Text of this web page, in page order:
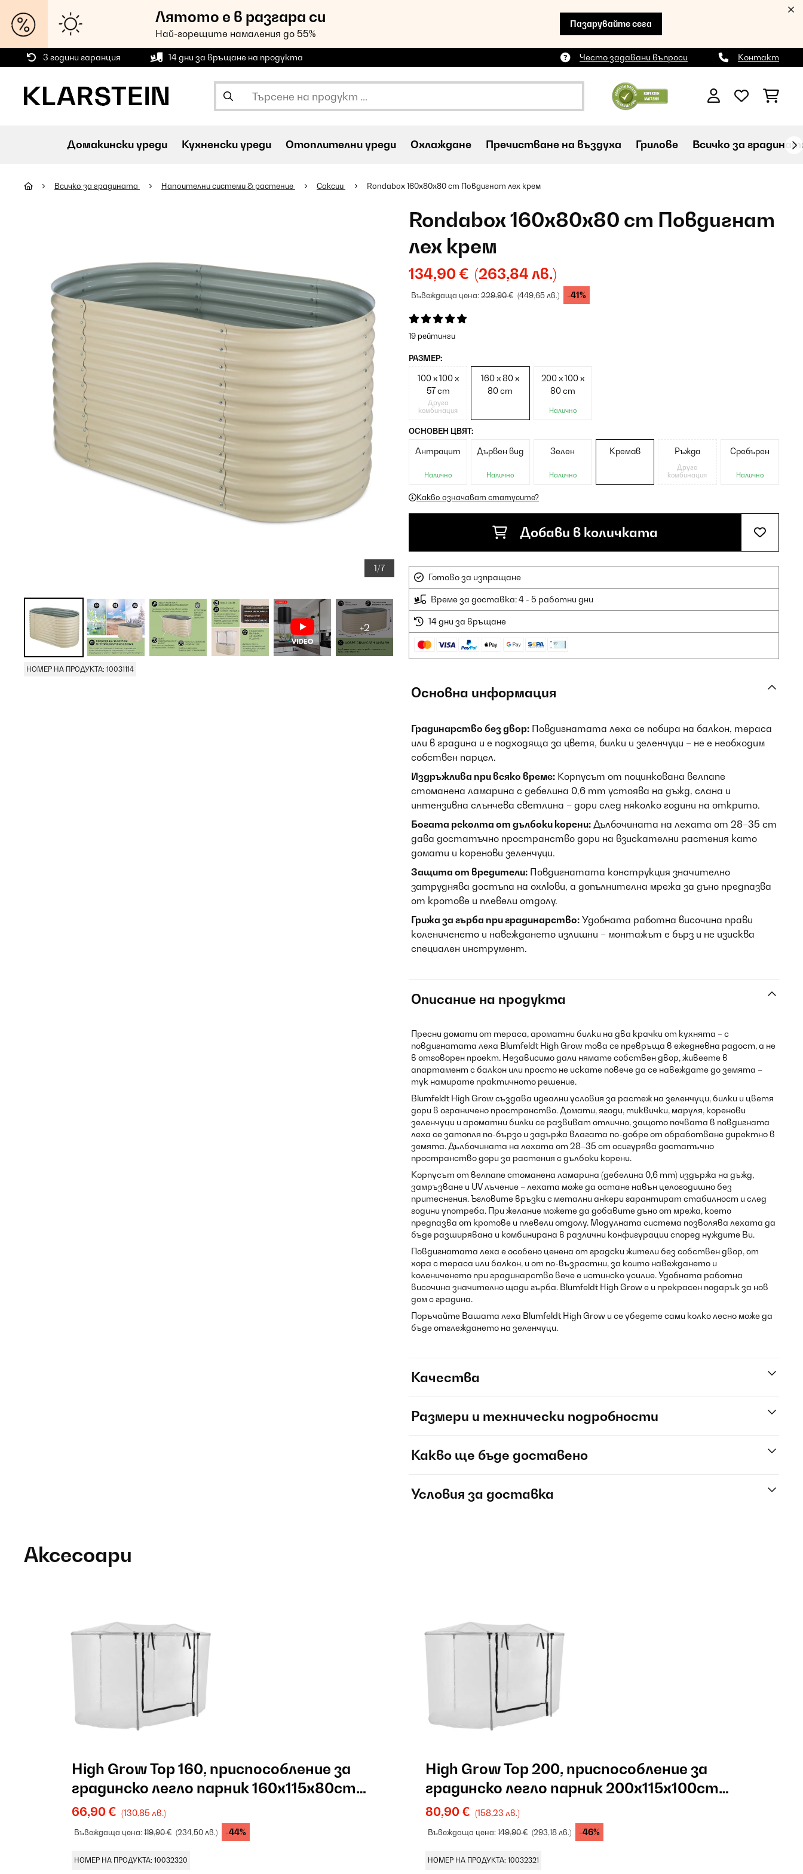
Лятото е в разгара си
Най-горещите намаления до 55%
Пазарувайте сега
3 години гаранция 14 дни за връщане на продукта Често задавани въпроси Контакт
Домакински уреди Кухненски уреди Oтоплителни уреди Охлаждане Пречистване на въздуха Грилове Всичко за
Всичко за градината Напоителни системи & растение Саксии Rondabox 160x80x80 cm Повдигнат лех крем
1/7
+2
НОМЕР НА ПРОДУКТА: 10031114
Rondabox 160x80x80 cm Повдигнат
лех крем
134,90 € (263,84 лв.)
Въвеждаща цена:229,90 € (449,65 лв.) -41%
19 рейтинги
РАЗМЕР:
100 x 100 x
57 cm
Друга
комбинация
160 x 80 x
80 cm
200 x 100 x
80 cm
Налично
ОСНОВЕН ЦВЯТ:
Антрацит
Налично
Дървен вид
Налично
Зелен
Налично
Кремав Ръжда
Друга
комбинация
Сребърен
Налично
Какво означават статусите?
Добави в количката
Готово за изпращане
Време за доставка: 4 - 5 работни дни
14 дни за връщане
Основна информация
Градинарство без двор: Повдигнатата леха се побира на балкон, тераса
или в градина и е подходяща за цветя, билки и зеленчуци – не е необходим
собствен парцел.
Издръжлива при всяко време: Корпусът от поцинкована велпапе
стоманена ламарина с дебелина 0,6 mm устоява на дъжд, слана и
интензивна слънчева светлина – дори след няколко години на открито.
Богата реколта от дълбоки корени: Дълбочината на лехата от 28–35 cm
дава достатъчно пространство дори на взискателни растения като
домати и коренови зеленчуци.
Защита от вредители: Повдигнатата конструкция значително
затруднява достъпа на охлюви, а допълнителна мрежа за дъно предпазва
от кротове и плевели отдолу.
Грижа за гърба при градинарство: Удобната работна височина прави
колениченето и навеждането излишни – монтажът е бърз и не изисква
специален инструмент.
Описание на продукта
Пресни домати от тераса, ароматни билки на два крачки от кухнята – с
повдигнатата леха Blumfeldt High Grow това се превръща в ежедневна радост, а не
в отговорен проект. Независимо дали нямате собствен двор, живеете в
апартамент с балкон или просто не искате повече да се навеждате до земята –
тук намирате практичното решение.
Blumfeldt High Grow създава идеални условия за растеж на зеленчуци, билки и цветя
дори в ограничено пространство. Домати, ягоди, тиквички, маруля, коренови
зеленчуци и ароматни билки се развиват отлично, защото почвата в повдигната
леха се затопля по-бързо и задържа влагата по-добре от обработване директно в
земята. Дълбочината на лехата от 28–35 cm осигурява достатъчно
пространство дори за растения с дълбоки корени.
Корпусът от велпапе стоманена ламарина (дебелина 0,6 mm) издържа на дъжд,
замръзване и UV лъчение – лехата може да остане навън целогодишно без
притеснения. Ъгловите връзки с метални анкери гарантират стабилност и след
години употреба. При желание можете да добавите дъно от мрежа, което
предпазва от кротове и плевели отдолу. Модулната система позволява лехата да
бъде разширявана и комбинирана в различни конфигурации според нуждите Ви.
Повдигнатата леха е особено ценена от градски жители без собствен двор, от
хора с тераса или балкон, и от по-възрастни, за които навеждането и
колениченето при градинарство вече е истинско усилие. Удобната работна
височина значително щади гърба. Blumfeldt High Grow е и прекрасен подарък за нов
дом с градина.
Поръчайте Вашата леха Blumfeldt High Grow и се убедете сами колко лесно може да
бъде отглеждането на зеленчуци.
Качества
Размери и технически подробности
Какво ще бъде доставено
Условия за доставка
Аксесоари
High Grow Top 160, приспособление за
градинско легло парник 160x115x80cm
стоманена тръба PVC
66,90 € (130,85 лв.)
Въвеждаща цена:119,90 € (234,50 лв.) -44%
НОМЕР НА ПРОДУКТА: 10032320
High Grow Top 200, приспособление за
градинско легло парник 200x115x100cm
стоманена тръба PVC
80,90 € (158,23 лв.)
Въвеждаща цена:149,90 € (293,18 лв.) -46%
НОМЕР НА ПРОДУКТА: 10032321